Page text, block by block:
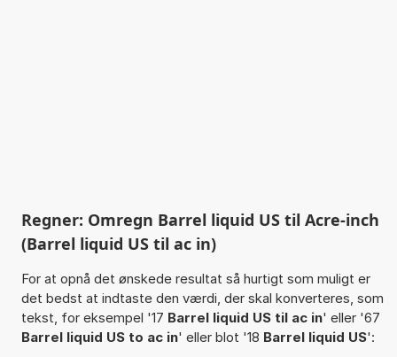
Regner: Omregn Barrel liquid US til Acre-inch
(Barrel liquid US til ac in)
For at opnå det ønskede resultat så hurtigt som muligt er
det bedst at indtaste den værdi, der skal konverteres, som
tekst, for eksempel '17 Barrel liquid US til ac in' eller '67
Barrel liquid US to ac in' eller blot '18 Barrel liquid US':